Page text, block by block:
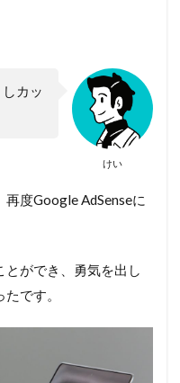
けい
カッ
度Google AdSenseに
ができ、勇気を出し
です。